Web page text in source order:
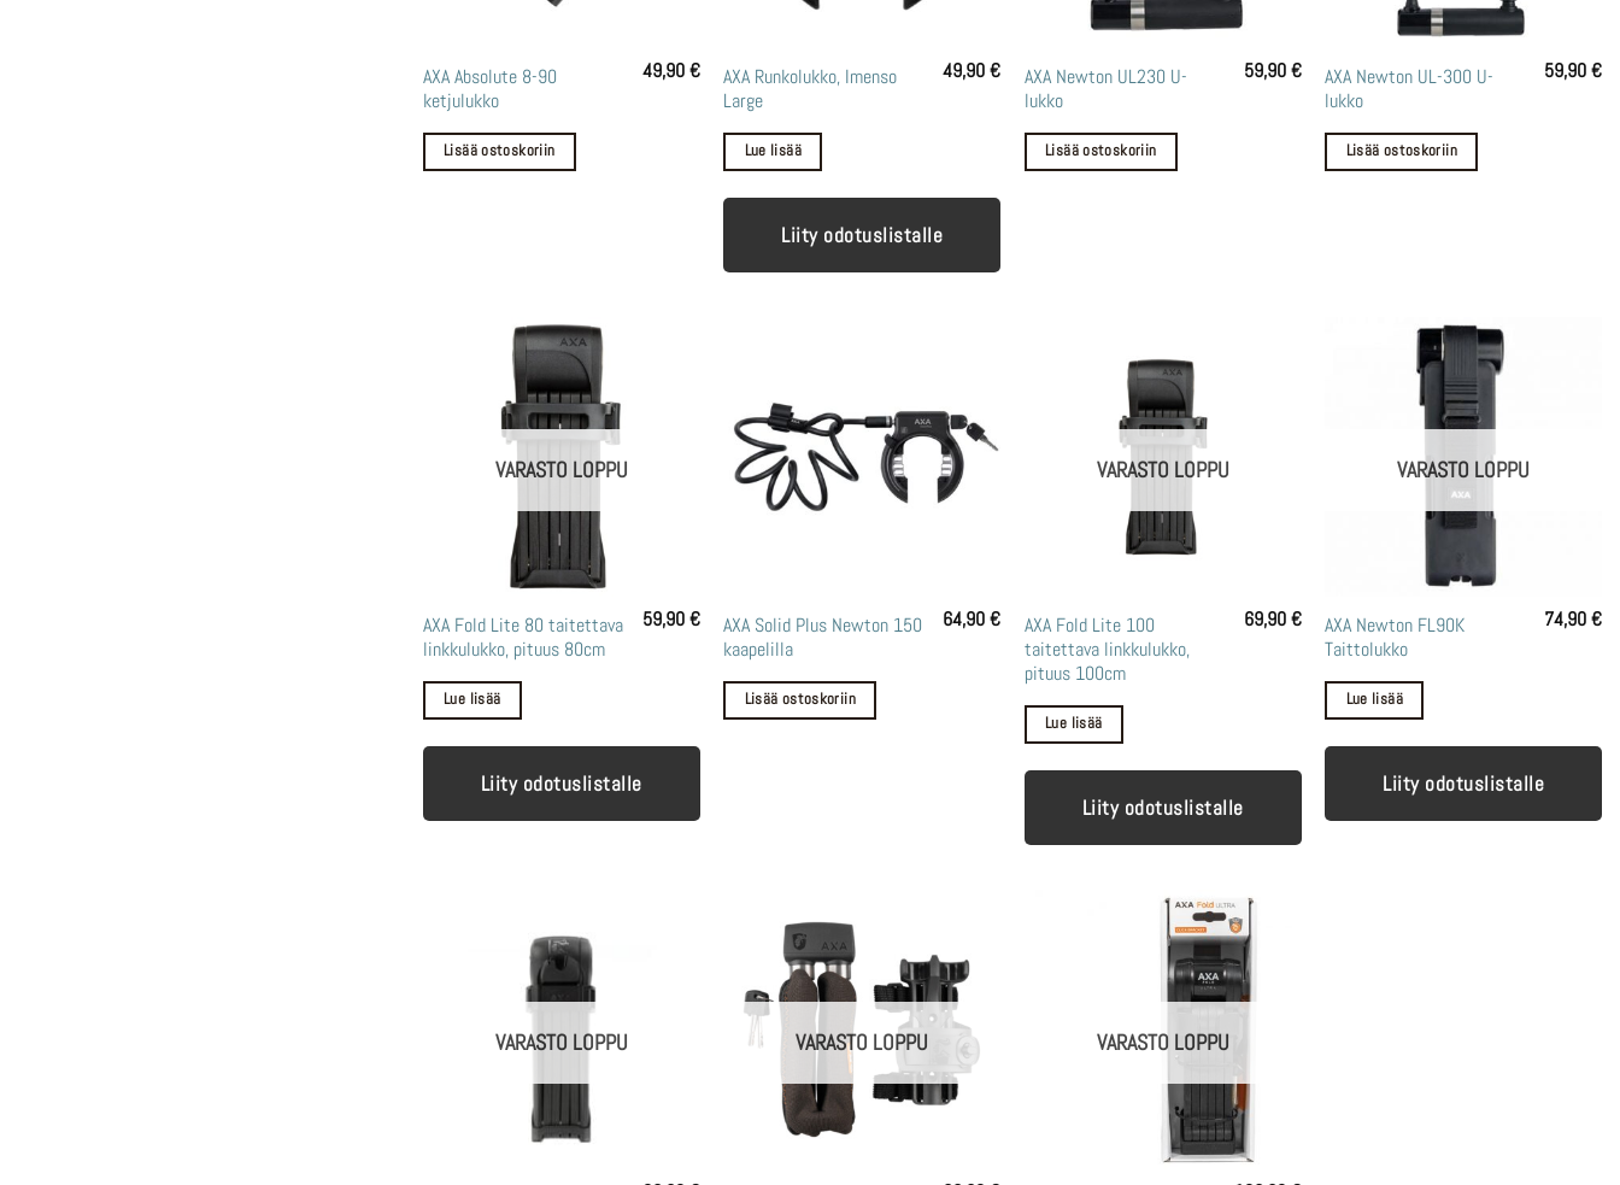
AXA Absolute 8-90
ketjulukko
49,90€
Lisää ostoskoriin
AXA Runkolukko, Imenso
Large
49,90€
Lue lisää
Liity odotuslistalle
AXA Newton UL230 U-
lukko
59,90€
Lisää ostoskoriin
AXA Newton UL-300 U-
lukko
59,90€
Lisää ostoskoriin
VARASTO LOPPU
AXA Fold Lite 80 taitettava
linkkulukko, pituus 80cm
59,90€
Lue lisää
Liity odotuslistalle
AXA Solid Plus Newton 150
kaapelilla
64,90€
Lisää ostoskoriin
VARASTO LOPPU
AXA Fold Lite 100
taitettava linkkulukko,
pituus 100cm
69,90€
Lue lisää
Liity odotuslistalle
VARASTO LOPPU
AXA Newton FL90K
Taittolukko
74,90€
Lue lisää
Liity odotuslistalle
VARASTO LOPPU VARASTO LOPPU VARASTO LOPPU